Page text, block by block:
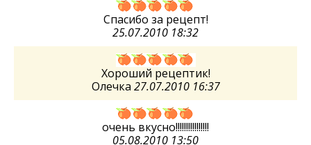
Спасибо за рецепт!
25.07.2010 18:32
Хороший рецептик!
Олечка 27.07.2010 16:37
очень вкусно!!!!!!!!!!!!!!!!
05.08.2010 13:50